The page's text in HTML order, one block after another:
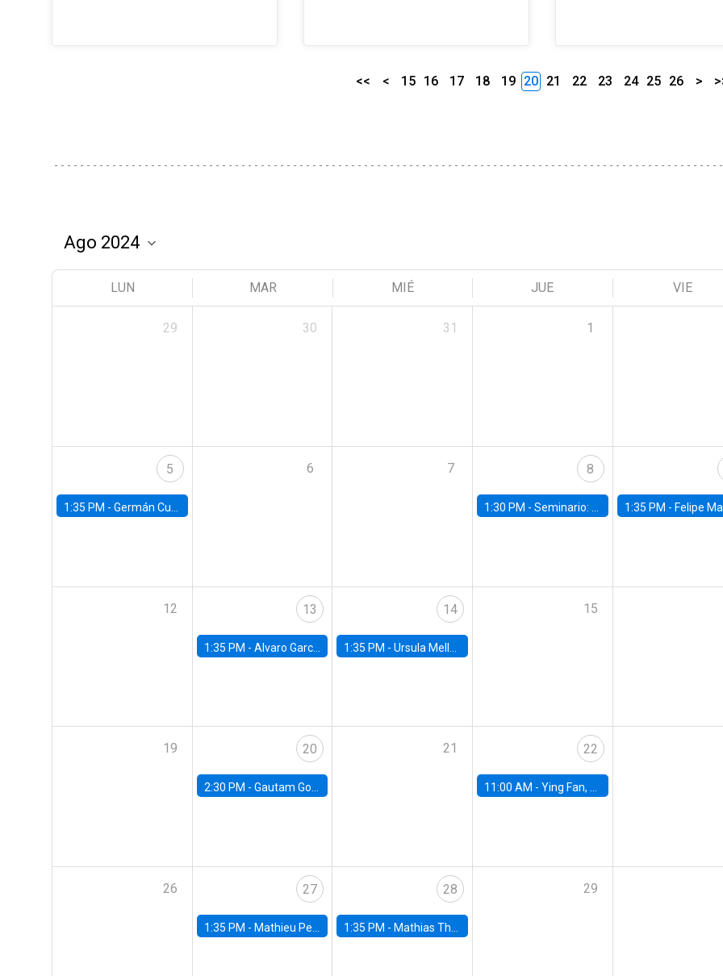
<< < 15 16 17 18 19 20 21 22 23 24 25 26 >
LUN MAR MIÉ JUE VIE
29 30 31 1
5
1:35 PM - Germán Cubas, University of Houston
6 7 8
1:30 PM -Seminario: “Recuperando la humanidad para progresar en la era de la IA» 1:35 PM - Felipe Martínez, alumno Doctorado en
12 13
1:35 PM - Alvaro Garcia-Marin, Universidad de Los Andes
14
1:35 PM -Ursula Mello, Insper - Institute of Education and Research
15
19 20
2:30 PM - Gautam Gowrisankaran, Columbia University
21 22
11:00 AM -Ying Fan, University of Michigan
26 27
1:35 PM - Mathieu Pedemonte, IDB
28
1:35 PM - Mathias Thoenig, University of Lausanne
29